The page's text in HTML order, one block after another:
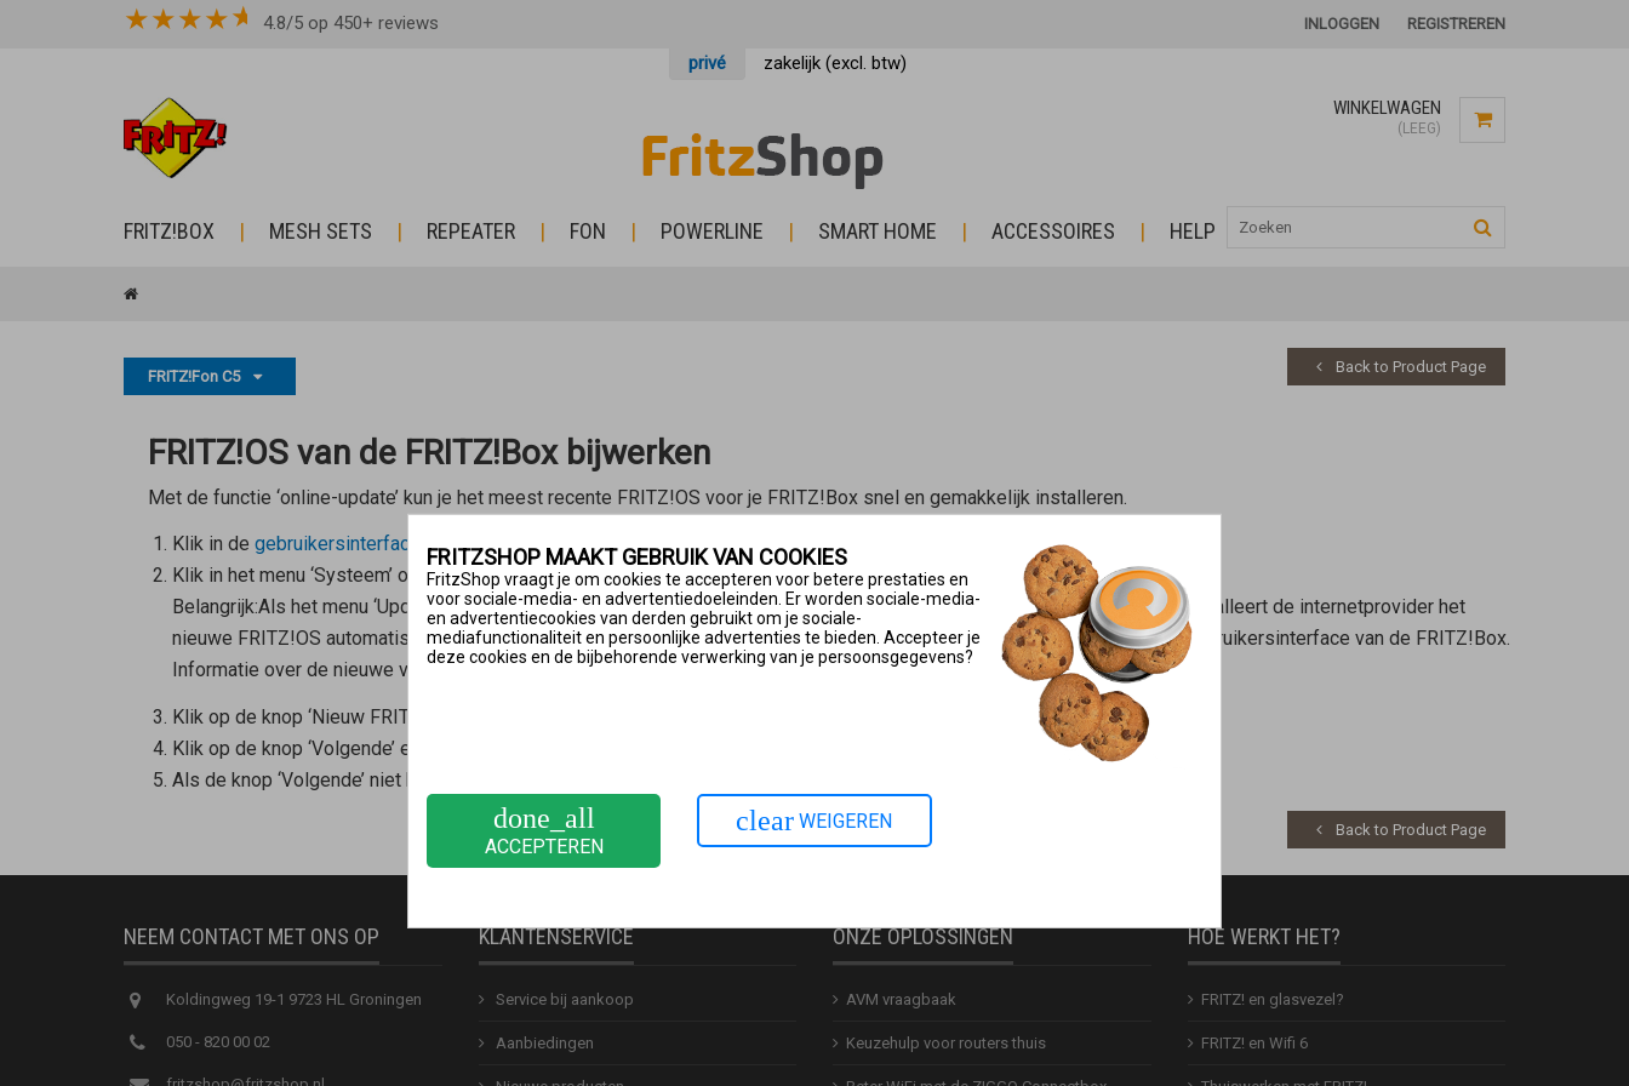
★★★★ 4.8/5 op 450+ reviews INLOGGEN REGISTREREN
privé zakelijk (excl. btw)
WINKELWAGEN
(LEEG)
FRITZ!BOX MESH SETS REPEATER FON POWERLINE SMART HOME ACCESSOIRES HELP
FRITZ!Fon C5
Back to Product Page
FRITZ!OS van de FRITZ!Box bijwerken
Met de functie ‘online-update’ kun je het meest recente FRITZ!OS voor je FRITZ!Box snel en gemakkelijk installeren.
Klik in de gebruikersinterface van de FRITZ!Box op ‘Systeem’.
Klik in het menu ‘Systeem’ op ‘Update’.
Belangrijk:Als het menu ‘Update’ niet beschikbaar is, heeft je internetprovider je FRITZ!Box geleverd. Bij deze apparaten installeert de internetprovider het
nieuwe FRITZ!OS automatisch. Daarom is het ook niet mogelijk en niet noodzakelijk om een update te installeren via de gebruikersinterface van de FRITZ!Box.
Informatie over de nieuwe versie van FRITZ!OS en mogelijke data krijg je van je provider.
Klik op de knop ‘Nieuw FRITZ!OS zoeken’.
Klik op de knop ‘Volgende’ en volg de instructies van de wizard.
Als de knop ‘Volgende’ niet beschikbaar is, klik dan op de knop Update nu starten’.
Back to Product Page
NEEM CONTACT MET ONS OP
Koldingweg 19-1 9723 HL Groningen
050 - 820 00 02
KLANTENSERVICE
Service bij aankoop
Aanbiedingen
ONZE OPLOSSINGEN
AVM vraagbaak
Keuzehulp voor routers thuis
HOE WERKT HET?
FRITZ! en glasvezel?
FRITZ! en Wifi 6
FRITZSHOP MAAKT GEBRUIK VAN COOKIES
FritzShop vraagt je om cookies te accepteren voor betere prestaties en
voor sociale-media- en advertentiedoeleinden. Er worden sociale-media-
en advertentiecookies van derden gebruikt om je sociale-
mediafunctionaliteit en persoonlijke advertenties te bieden. Accepteer je
deze cookies en de bijbehorende verwerking van je persoonsgegevens?
done_all
ACCEPTEREN
clear WEIGEREN